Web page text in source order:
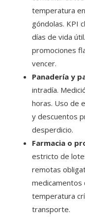
temperatura
góndolas. KPI
días de vida
promociones
vencer.
Panadería y
intradía.
horas. Uso de
y descuentos
desperdicio.
Farmacia o
estricto de
remotas
medicamentos
temperatura
transporte.